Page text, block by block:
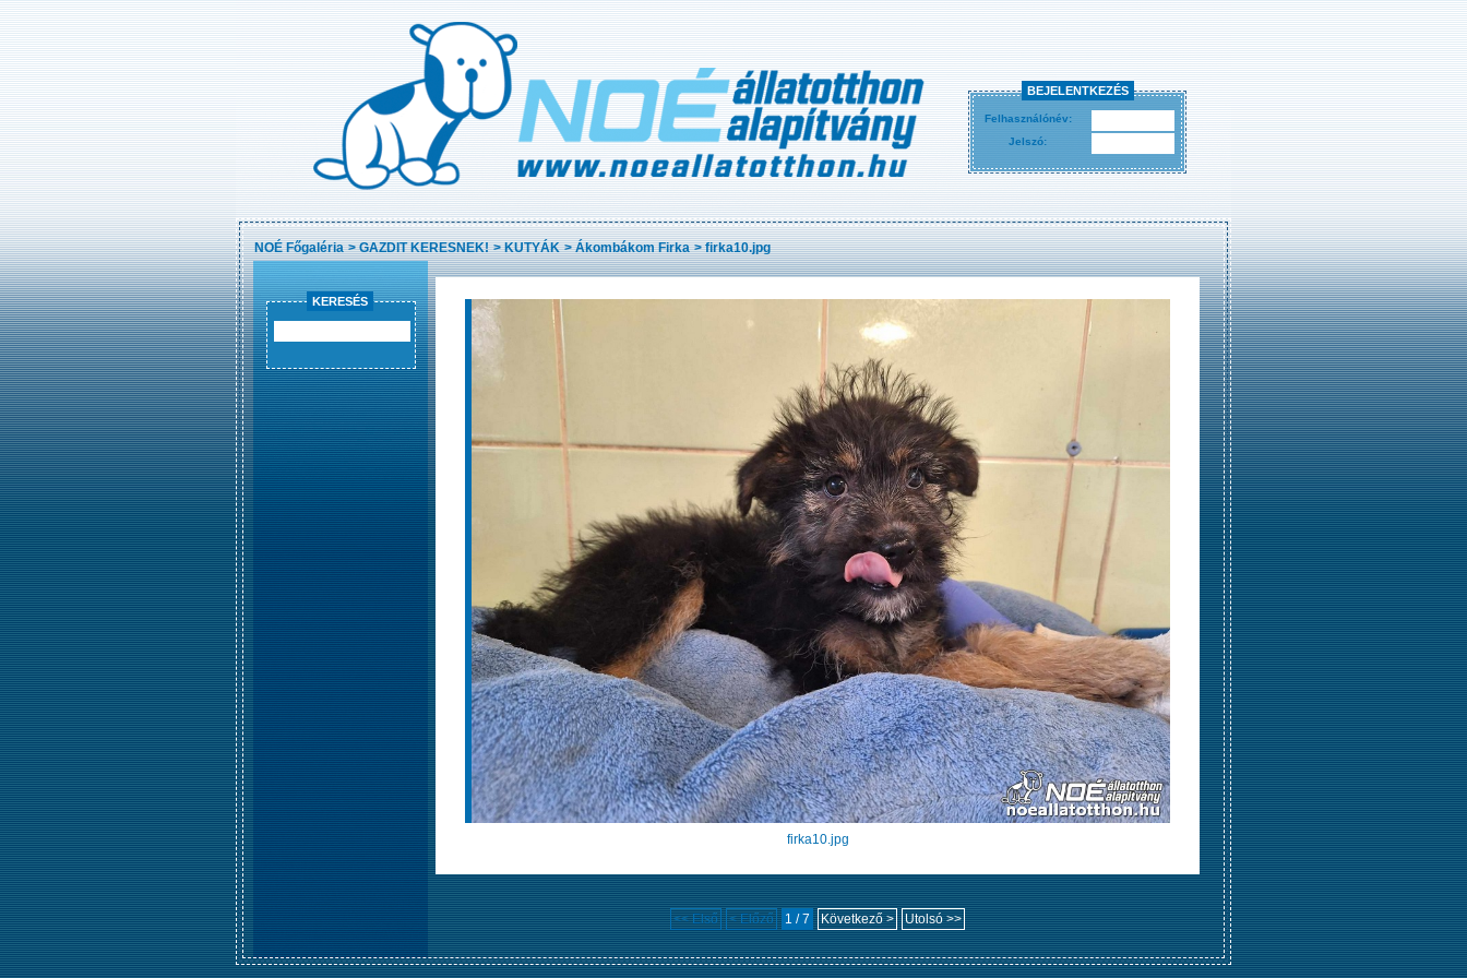
BEJELENTKEZÉS
Felhasználónév:
Jelszó:
NOÉ Főgaléria >GAZDIT KERESNEK! >KUTYÁK >Ákombákom Firka >firka10.jpg
KERESÉS
firka10.jpg
<< Első < Előző 1 / 7 Következő > Utolsó >>